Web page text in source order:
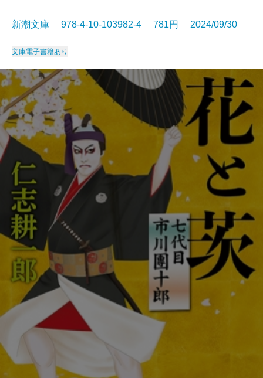
新潮文庫 978-4-10-103982-4 781円 2024/09/30
文庫電子書籍あり